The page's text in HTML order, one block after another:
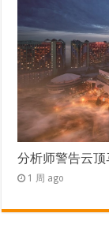
分析师警告云
1 周 ago